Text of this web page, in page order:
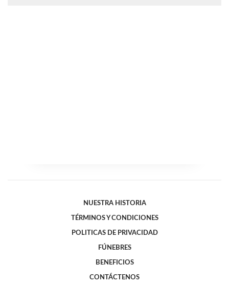
NUESTRA HISTORIA
TÉRMINOS Y CONDICIONES
POLITICAS DE PRIVACIDAD
FÚNEBRES
BENEFICIOS
CONTÁCTENOS